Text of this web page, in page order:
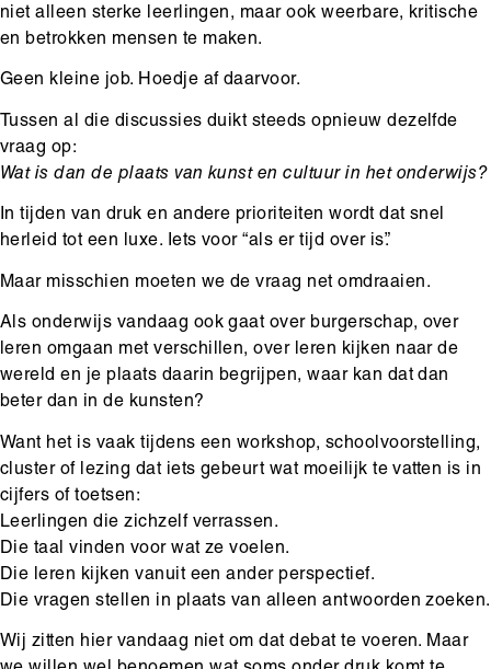
niet alleen sterke leerlingen, maar ook weerbare, kritische
en betrokken mensen te maken.
Geen kleine job. Hoedje af daarvoor.
Tussen al die discussies duikt steeds opnieuw dezelfde
vraag op:
Wat is dan de plaats van kunst en cultuur in het onderwijs?
In tijden van druk en andere prioriteiten wordt dat snel
herleid tot een luxe. Iets voor “als er tijd over is”.
Maar misschien moeten we de vraag net omdraaien.
Als onderwijs vandaag ook gaat over burgerschap, over
leren omgaan met verschillen, over leren kijken naar de
wereld en je plaats daarin begrijpen, waar kan dat dan
beter dan in de kunsten?
Want het is vaak tijdens een workshop, schoolvoorstelling,
cluster of lezing dat iets gebeurt wat moeilijk te vatten is in
cijfers of toetsen:
Leerlingen die zichzelf verrassen.
Die taal vinden voor wat ze voelen.
Die leren kijken vanuit een ander perspectief.
Die vragen stellen in plaats van alleen antwoorden zoeken.
Wij zitten hier vandaag niet om dat debat te voeren. Maar